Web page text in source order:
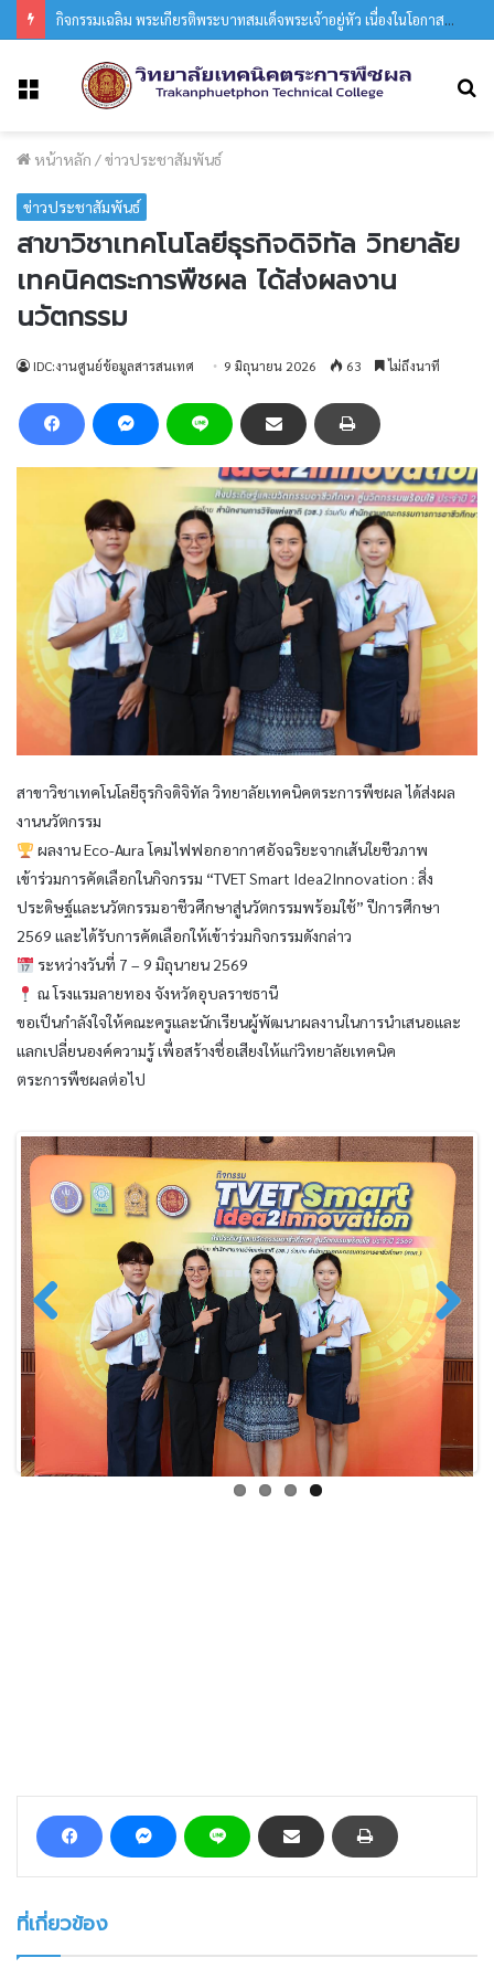
กิจกรรมเฉลิม พระเกียรติพระบาทสมเด็จพระเจ้าอยู่หัว เนื่องในโอกาสมหามงคลวันเฉลิมพระชนมพรรษา 28 กรกฎาคม 2569
หน้าหลัก /ข่าวประชาสัมพันธ์
ข่าวประชาสัมพันธ์
สาขาวิชาเทคโนโลยีธุรกิจดิจิทัล วิทยาลัย
เทคนิคตระการพืชผล ได้ส่งผลงาน
นวัตกรรม
IDC:งานศูนย์ข้อมูลสารสนเทศ 9 มิถุนายน 2026 63 ไม่ถึงนาที
สาขาวิชาเทคโนโลยีธุรกิจดิจิทัล วิทยาลัยเทคนิคตระการพืชผล ได้ส่งผล
งานนวัตกรรม
ผลงาน Eco-Aura โคมไฟฟอกอากาศอัจฉริยะจากเส้นใยชีวภาพ
เข้าร่วมการคัดเลือกในกิจกรรม “TVET Smart Idea2Innovation : สิ่ง
ประดิษฐ์และนวัตกรรมอาชีวศึกษาสู่นวัตกรรมพร้อมใช้” ปีการศึกษา
2569 และได้รับการคัดเลือกให้เข้าร่วมกิจกรรมดังกล่าว
ระหว่างวันที่ 7 – 9 มิถุนายน 2569
ณ โรงแรมลายทอง จังหวัดอุบลราชธานี
ขอเป็นกำลังใจให้คณะครูและนักเรียนผู้พัฒนาผลงานในการนำเสนอและ
แลกเปลี่ยนองค์ความรู้ เพื่อสร้างชื่อเสียงให้แก่วิทยาลัยเทคนิค
ตระการพืชผลต่อไป
Previo
us
Next
ที่เกี่ยวข้อง